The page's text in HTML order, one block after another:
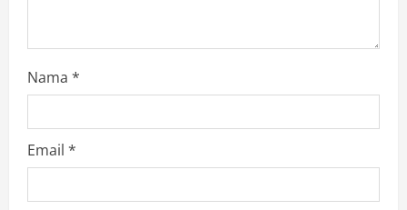
Nama *
Email *